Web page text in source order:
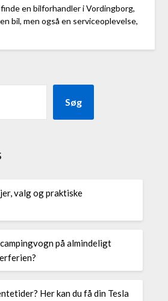
en bilforhandler i Vordingborg,
bil, men også en serviceoplevelse,
Søg
valg og praktiske
på almindeligt
Her kan du få din Tesla